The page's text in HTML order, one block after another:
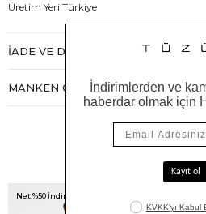
Üretim Yeri Türkiye
İADE VE DEĞIŞIM
MANKEN ÖLÇÜLERI
Net %50 İndirim!